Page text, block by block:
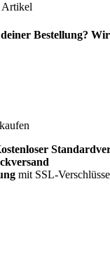
Artikel
Bestellung?
mit SSL-